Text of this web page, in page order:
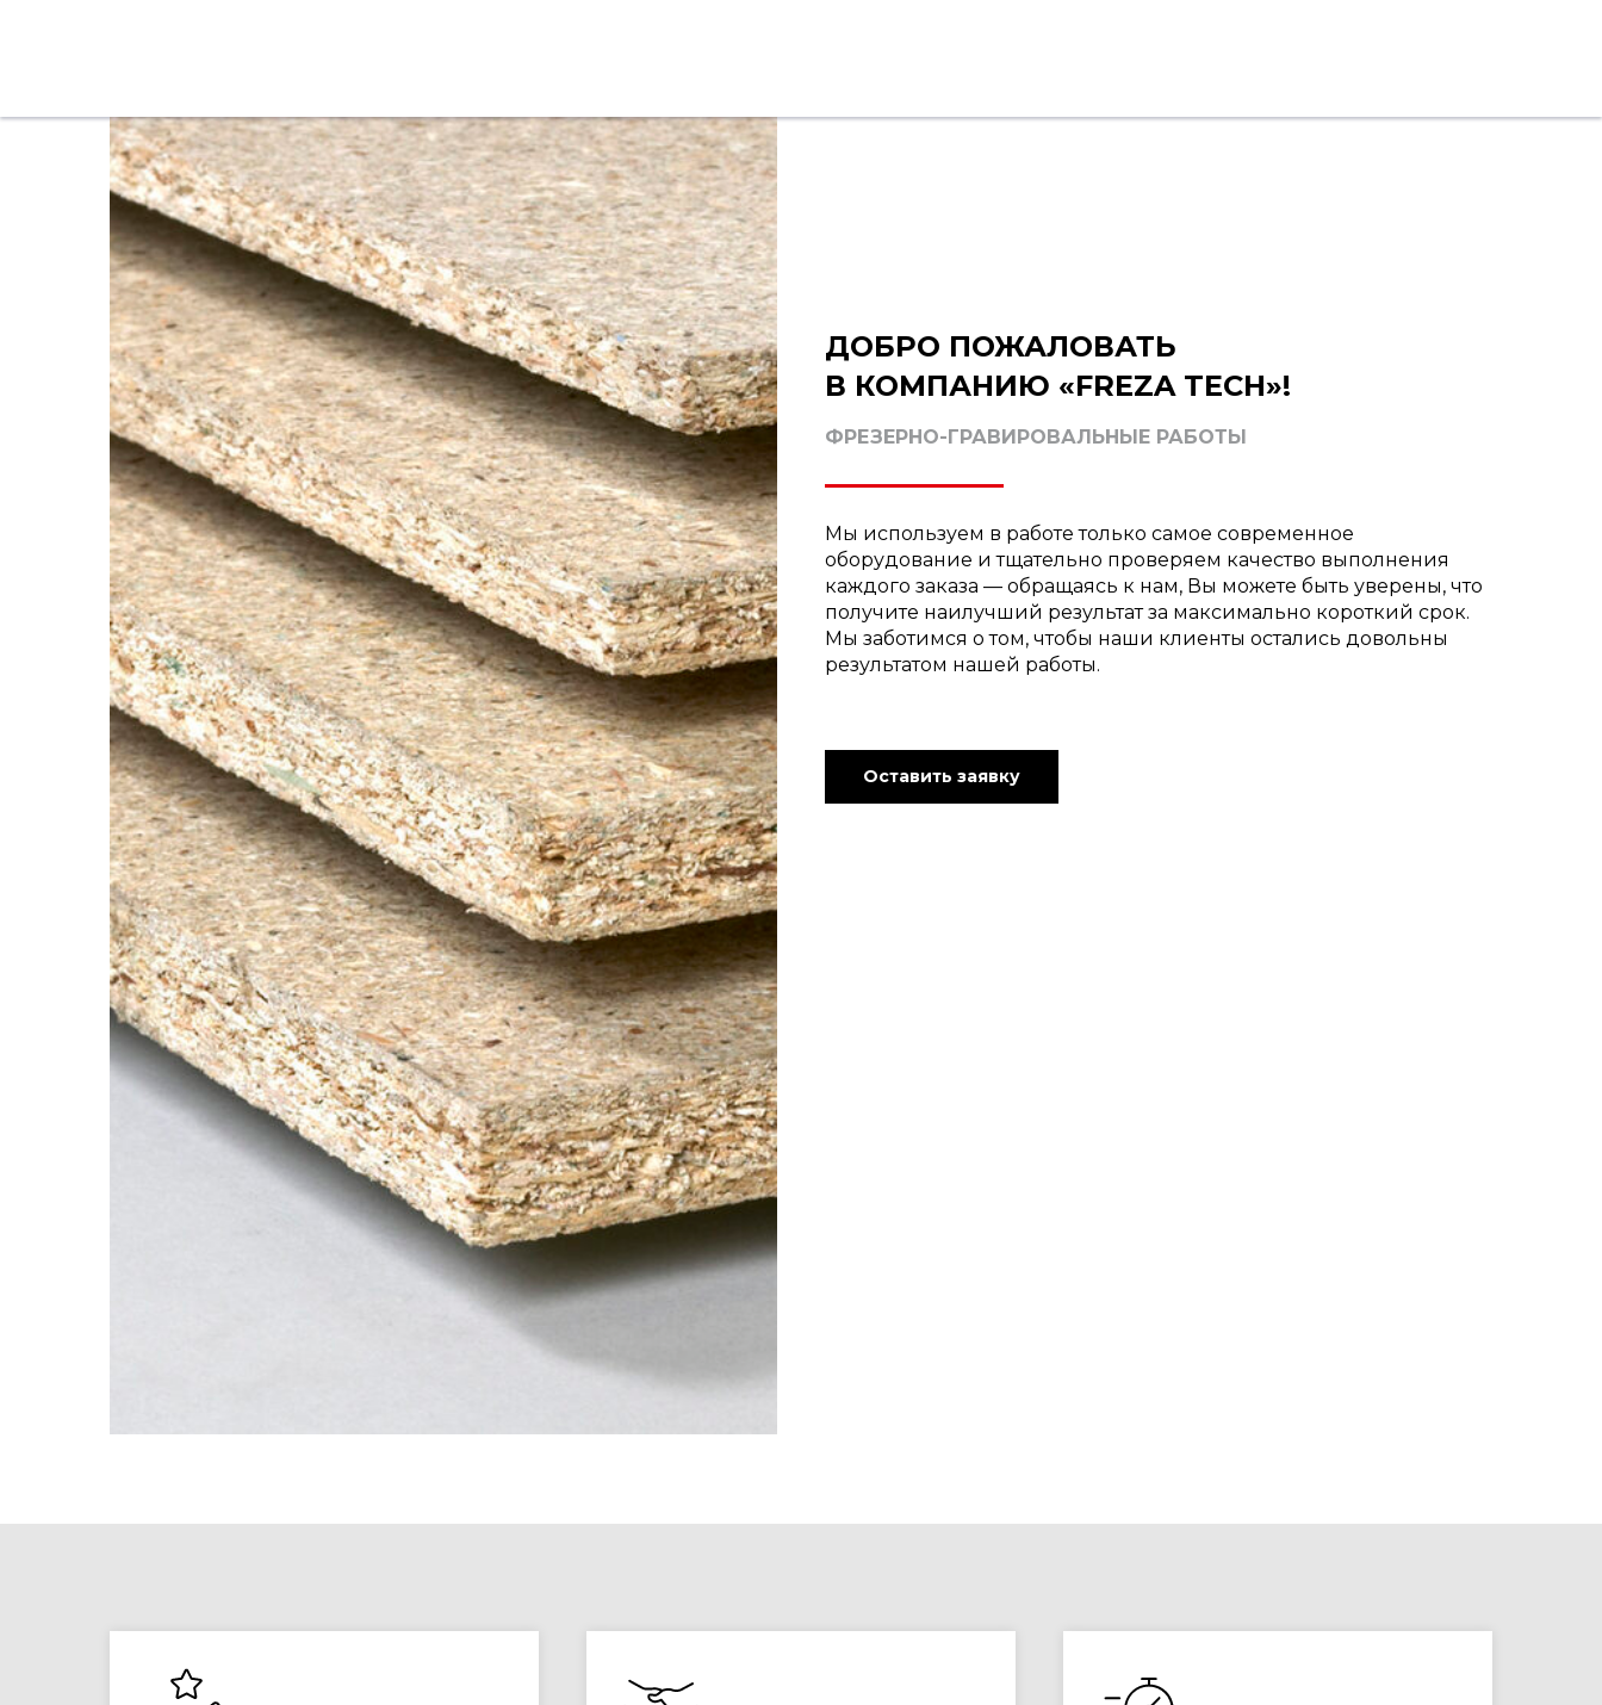
ДОБРО ПОЖАЛОВАТЬ
В КОМПАНИЮ «FREZA TECH»!
ФРЕЗЕРНО-ГРАВИРОВАЛЬНЫЕ РАБОТЫ
Мы используем в работе только самое современное
оборудование и тщательно проверяем качество выполнения
каждого заказа — обращаясь к нам, Вы можете быть уверены, что
получите наилучший результат за максимально короткий срок.
Мы заботимся о том, чтобы наши клиенты остались довольны
результатом нашей работы.
Оставить заявку